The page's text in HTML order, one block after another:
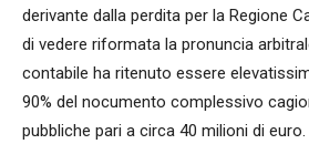
derivante dalla perdita per la Regione
di vedere riformata la pronuncia
contabile ha ritenuto essere
90% del nocumento complessivo
pubbliche pari a circa 40 milioni di euro.